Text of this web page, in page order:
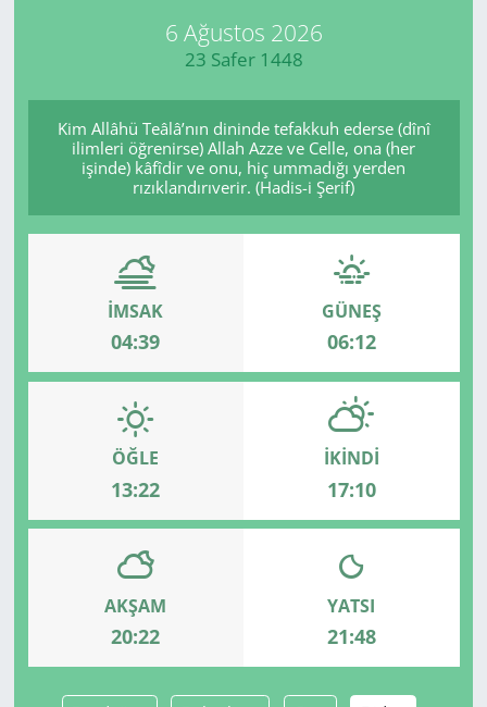
6 Ağustos 2026
23 Safer 1448
Kim Allâhü Teâlâ’nın dininde tefakkuh ederse (dînî
ilimleri öğrenirse) Allah Azze ve Celle, ona (her
işinde) kâfîdir ve onu, hiç ummadığı yerden
rızıklandırıverir. (Hadis-i Şerif)
İMSAK
04:39
GÜNEŞ
06:12
ÖĞLE
13:22
İKINDI
17:10
AKŞAM
20:22
YATSI
21:48